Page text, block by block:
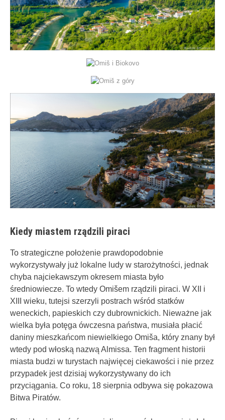
Kiedy miastem rządzili piraci
To strategiczne położenie prawdopodobnie
wykorzystywały już lokalne ludy w starożytności, jednak
chyba najciekawszym okresem miasta było
średniowiecze. To wtedy Omišem rządzili piraci. W XII i
XIII wieku, tutejsi szerzyli postrach wśród statków
weneckich, papieskich czy dubrownickich. Nieważne jak
wielka była potęga ówczesna państwa, musiała płacić
daniny mieszkańcom niewielkiego Omiša, który znany był
wtedy pod włoską nazwą Almissa. Ten fragment historii
miasta budzi w turystach najwięcej ciekawości i nie przez
przypadek jest dzisiaj wykorzystywany do ich
przyciągania. Co roku, 18 sierpnia odbywa się pokazowa
Bitwa Piratów.